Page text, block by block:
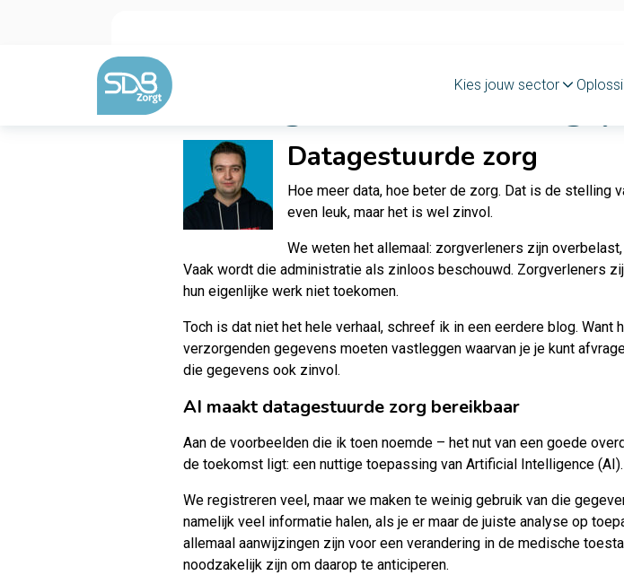
Kies jouw sector
Datagestuurde zorg
Datagestuurde zorg
Hoe meer data, hoe beter de zorg. Dat is de stelling
even leuk, maar het is wel zinvol.
We weten het allemaal: zorgverleners zijn
Vaak wordt die administratie als zinloos beschouwd. Zorgverleners
hun eigenlijke werk niet toekomen.
Toch is dat niet het hele verhaal, schreef ik in een eerdere blog. Want
verzorgenden gegevens moeten vastleggen waarvan je je kunt
die gegevens ook zinvol.
AI maakt datagestuurde zorg bereikbaar
Aan de voorbeelden die ik toen noemde – het nut van een goede
de toekomst ligt: een nuttige toepassing van Artificial Intelligence (AI).
We registreren veel, maar we maken te weinig gebruik van die
namelijk veel informatie halen, als je er maar de juiste analyse op
allemaal aanwijzingen zijn voor een verandering in de medische
noodzakelijk zijn om daarop te anticiperen.